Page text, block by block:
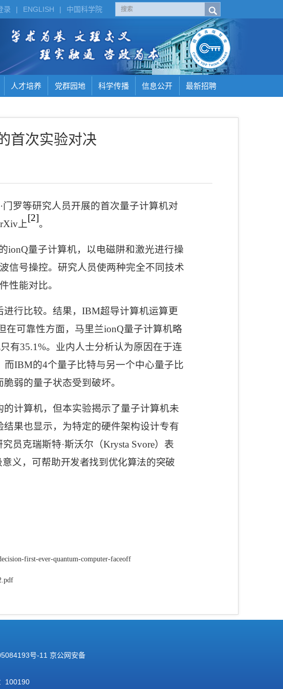
中国科学院
|
ENGLISH
|
录
人才培养 党群园地 科学传播 信息公开 最新招聘
首次实验对决
罗等研究人员开展的首次量子计算机对
上
[2]
。
ionQ量子计算机，以电磁阱和激光进行操
信号操控。研究人员使两种完全不同技术
性能对比。
行比较。结果， IBM超导计算机运算更
在可靠性方面，马里兰ionQ量子计算机略
有35.1%。业内人士分析认为原因在于连
而IBM的4个量子比特与另一个中心量子比
弱的量子状态受到破坏。
计算机，但本实验揭示了量子计算机未
果也显示，为特定的硬件架构设计专有
究员克瑞斯特·斯沃尔（Krysta Svore）表
义，可帮助开发者找到优化算法的突破
first-ever-quantum-computer-faceoff
号-11 京公网安备
100190